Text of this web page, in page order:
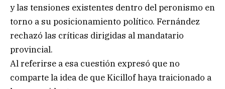
y las tensiones existentes dentro del peronismo en
torno a su posicionamiento político. Fernández
rechazó las críticas dirigidas al mandatario
provincial.
Al referirse a esa cuestión expresó que no
comparte la idea de que Kicillof haya traicionado a